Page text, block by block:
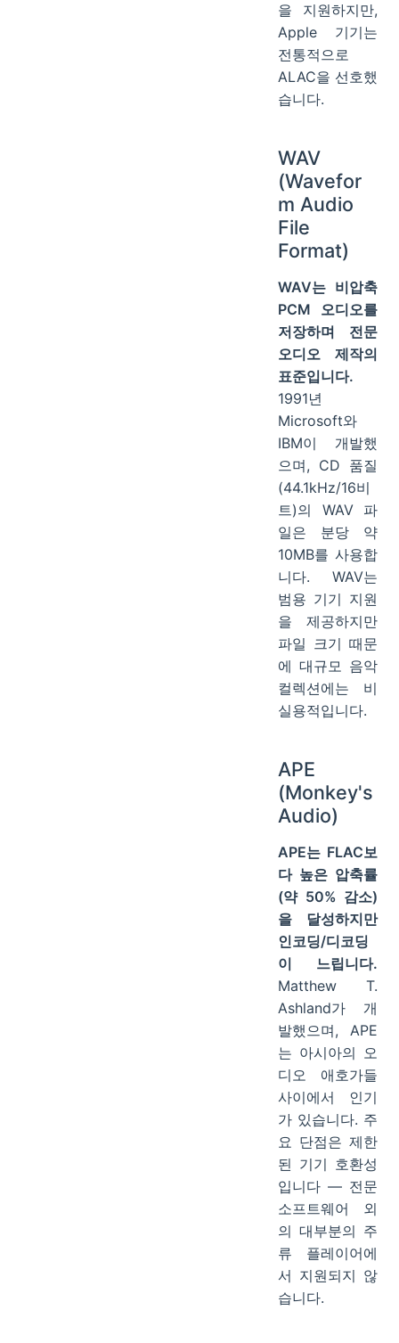
을 지원하지만,
Apple 기기는
전통적으로
ALAC을 선호했
습니다.
WAV
(Wavefor
m Audio
File
Format)
WAV는 비압축
PCM 오디오를
저장하며 전문
오디오 제작의
표준입니다.
1991년
Microsoft와
IBM이 개발했
으며, CD 품질
(44.1kHz/16비
트)의 WAV 파
일은 분당 약
10MB를 사용합
니다. WAV는
범용 기기 지원
을 제공하지만
파일 크기 때문
에 대규모 음악
컬렉션에는 비
실용적입니다.
APE
(Monkey's
Audio)
APE는 FLAC보
다 높은 압축률
(약 50% 감소)
을 달성하지만
인코딩/디코딩
이 느립니다.
Matthew T.
Ashland가 개
발했으며, APE
는 아시아의 오
디오 애호가들
사이에서 인기
가 있습니다. 주
요 단점은 제한
된 기기 호환성
입니다 — 전문
소프트웨어 외
의 대부분의 주
류 플레이어에
서 지원되지 않
습니다.